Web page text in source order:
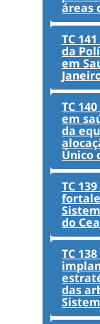
áreas
TC
da
em
TC
em
da
Único
TC
do
TC
das